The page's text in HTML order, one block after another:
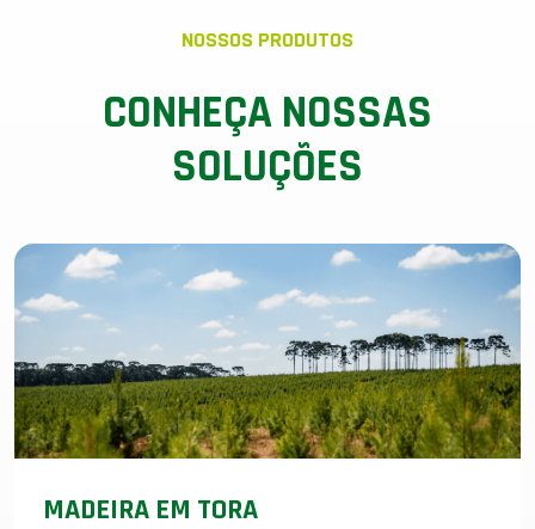
NOSSOS PRODUTOS
CONHEÇA NOSSAS
SOLUÇÕES
MADEIRA EM TORA